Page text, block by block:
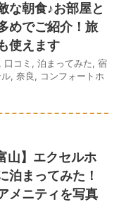
な朝食♪お部屋と
めでご紹介！旅
使えます
, 口コミ , 泊まってみた, 宿
, 奈良, コンフォートホ
山】エクセルホ
泊まってみた！
メニティを写真